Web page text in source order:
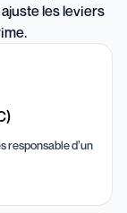
les leviers
responsable d’un